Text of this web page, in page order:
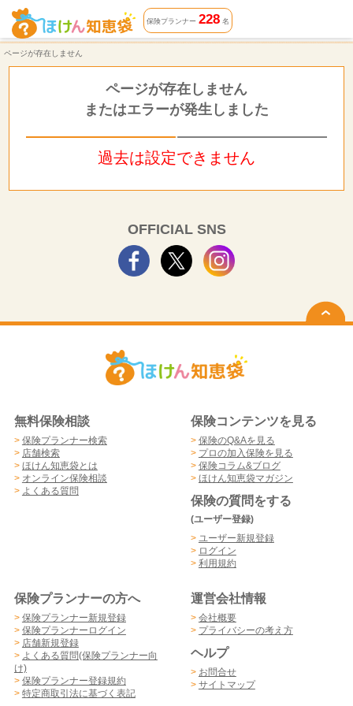
ページが存在しません | ほけん知恵袋
保険プランナー 228名
ページが存在しません
ページが存在しません
またはエラーが発生しました
過去は設定できません
OFFICIAL SNS
無料保険相談
> 保険プランナー検索
> 店舗検索
> ほけん知恵袋とは
> オンライン保険相談
> よくある質問
保険コンテンツを見る
> 保険のQ&Aを見る
> プロの加入保険を見る
> 保険コラム&ブログ
> ほけん知恵袋マガジン
保険の質問をする
(ユーザー登録)
> ユーザー新規登録
> ログイン
> 利用規約
保険プランナーの方へ
> 保険プランナー新規登録
> 保険プランナーログイン
> 店舗新規登録
> よくある質問(保険プランナー向
け)
> 保険プランナー登録規約
> 特定商取引法に基づく表記
運営会社情報
> 会社概要
> プライバシーの考え方
ヘルプ
> お問合せ
> サイトマップ